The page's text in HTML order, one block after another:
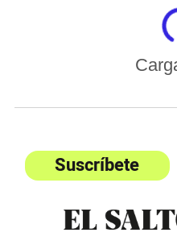
Suscríbete